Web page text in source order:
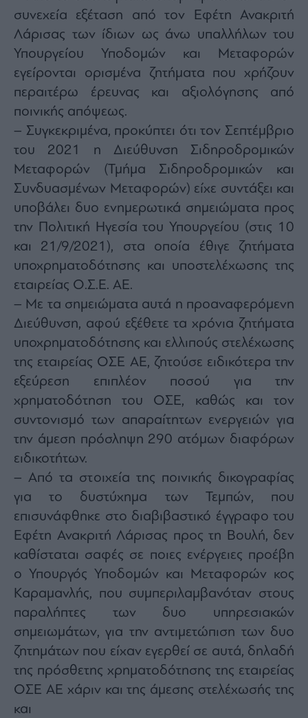
συνεχεία εξέταση από τον Εφέτη Ανακριτή
Λάρισας των ίδιων ως άνω υπαλλήλων του
Υπουργείου Υποδομών και Μεταφορών
εγείρονται ορισμένα ζητήματα που χρήζουν
περαιτέρω έρευνας και αξιολόγησης από
ποινικής απόψεως.
– Συγκεκριμένα, προκύπτει ότι τον Σεπτέμβριο
του 2021 η Διεύθυνση Σιδηροδρομικών
Μεταφορών (Τμήμα Σιδηροδρομικών και
Συνδυασμένων Μεταφορών) είχε συντάξει και
υποβάλει δυο ενημερωτικά σημειώματα προς
την Πολιτική Ηγεσία του Υπουργείου (στις 10
και 21/9/2021), στα οποία έθιγε ζητήματα
υποχρηματοδότησης και υποστελέχωσης της
εταιρείας Ο.Σ.Ε. ΑΕ.
– Με τα σημειώματα αυτά η προαναφερόμενη
Διεύθυνση, αφού εξέθετε τα χρόνια ζητήματα
υποχρηματοδότησης και ελλιπούς στελέχωσης
της εταιρείας ΟΣΕ ΑΕ, ζητούσε ειδικότερα την
εξεύρεση επιπλέον ποσού για την
χρηματοδότηση του ΟΣΕ, καθώς και τον
συντονισμό των απαραίτητων ενεργειών για
την άμεση πρόσληψη 290 ατόμων διαφόρων
ειδικοτήτων.
– Από τα στοιχεία της ποινικής δικογραφίας
για το δυστύχημα των Τεμπών, που
επισυνάφθηκε στο διαβιβαστικό έγγραφο του
Εφέτη Ανακριτή Λάρισας προς τη Βουλή, δεν
καθίσταται σαφές σε ποιες ενέργειες προέβη
ο Υπουργός Υποδομών και Μεταφορών κος
Καραμανλής, που συμπεριλαμβανόταν στους
παραλήπτες των δυο υπηρεσιακών
σημειωμάτων, για την αντιμετώπιση των δυο
ζητημάτων που είχαν εγερθεί σε αυτά, δηλαδή
της πρόσθετης χρηματοδότησης της εταιρείας
ΟΣΕ ΑΕ χάριν και της άμεσης στελέχωσής της
και